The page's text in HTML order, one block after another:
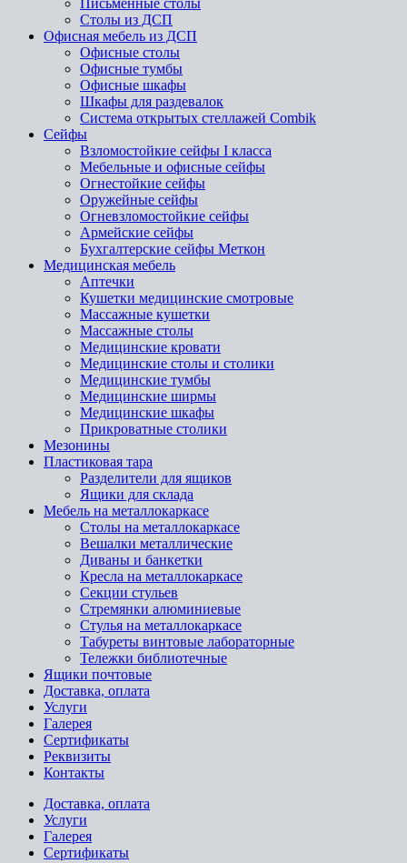
Письменные столы
Столы из ДСП
Офисная мебель из ДСП
Офисные столы
Офисные тумбы
Офисные шкафы
Шкафы для раздевалок
Система открытых стеллажей Combik
Сейфы
Взломостойкие сейфы I класса
Мебельные и офисные сейфы
Огнестойкие сейфы
Оружейные сейфы
Огневзломостойкие сейфы
Армейские сейфы
Бухгалтерские сейфы Меткон
Медицинская мебель
Аптечки
Кушетки медицинские смотровые
Массажные кушетки
Массажные столы
Медицинские кровати
Медицинские столы и столики
Медицинские тумбы
Медицинские ширмы
Медицинские шкафы
Прикроватные столики
Мезонины
Пластиковая тара
Разделители для ящиков
Ящики для склада
Мебель на металлокаркасе
Cтолы на металлокаркасе
Вешалки металлические
Диваны и банкетки
Кресла на металлокаркасе
Секции стульев
Стремянки алюминиевые
Стулья на металлокаркасе
Табуреты винтовые лабораторные
Тележки библиотечные
Ящики почтовые
Доставка, оплата
Услуги
Галерея
Сертификаты
Реквизиты
Контакты
Доставка, оплата
Услуги
Галерея
Сертификаты